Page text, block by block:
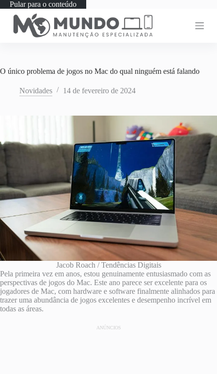
Pular para o conteúdo
O único problema de jogos no Mac do qual ninguém está falando
Novidades 14 de fevereiro de 2024
Jacob Roach / Tendências Digitais
Pela primeira vez em anos, estou genuinamente entusiasmado com as
perspectivas de jogos do Mac. Este ano parece ser excelente para os
jogadores de Mac, com hardware e software finalmente alinhados para
trazer uma abundância de jogos excelentes e desempenho incrível em
todas as áreas.
ANÚNCIOS